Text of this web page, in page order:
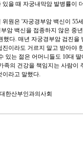
있을 때 자궁내막암 발병률이
위원은 '자궁경부암 백신이 55
암 백신을 접종하지 않은 중
했다. 매년 자궁경부암 검진을
진이라도 거르지 말고 받아야
있는 젊은 어머니들도 10대
족의 건강을 책임지는 사람이
이라고 말했다.
한산부인과의사회